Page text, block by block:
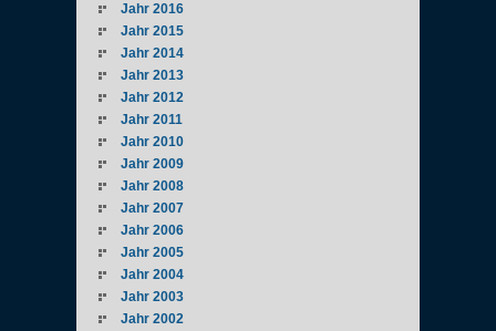
Jahr 2016
Jahr 2015
Jahr 2014
Jahr 2013
Jahr 2012
Jahr 2011
Jahr 2010
Jahr 2009
Jahr 2008
Jahr 2007
Jahr 2006
Jahr 2005
Jahr 2004
Jahr 2003
Jahr 2002